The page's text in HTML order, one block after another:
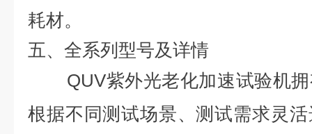
耗材。
五、全系列型号及详情
QUV紫外光老化加速试验机
根据不同测试场景、测试需求灵